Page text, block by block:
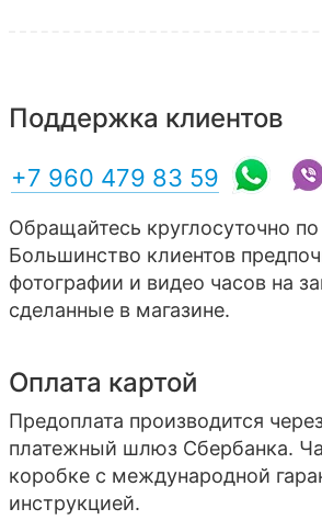
Поддержка клиентов
+7 960 479 83 59
Обращайтесь круглосуточно
Большинство клиентов
фотографии и видео часов на
сделанные в магазине.
Оплата картой
Предоплата производится
платежный шлюз Сбербанка.
коробке с международной
инструкцией.